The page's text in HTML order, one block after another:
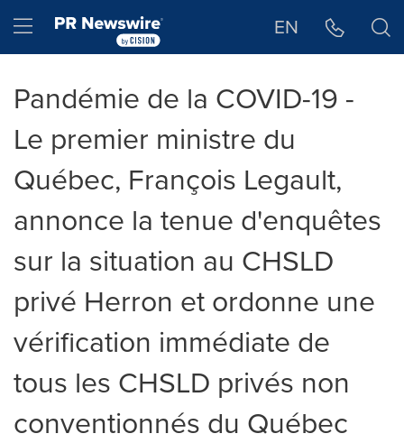
Hamburger menu EN
Pandémie de la COVID-19 -
Le premier ministre du
Québec, François Legault,
annonce la tenue d'enquêtes
sur la situation au CHSLD
privé Herron et ordonne une
vérification immédiate de
tous les CHSLD privés non
conventionnés du Québec